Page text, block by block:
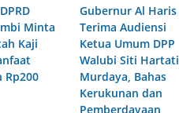
Minta
Kaji
Rp200
Gubernur Al Haris
Terima Audiensi
Ketua Umum DPP
Walubi Siti Hartati
Murdaya, Bahas
Kerukunan dan
Pemberdayaan